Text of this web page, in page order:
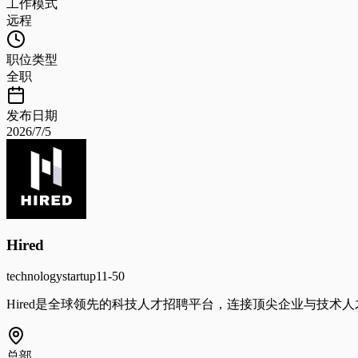
工作模式
远程
职位类型
全职
发布日期
2026/7/5
Hired
technologystartup11-50
Hired是全球领先的科技人才招聘平台，连接顶尖企业与技术人